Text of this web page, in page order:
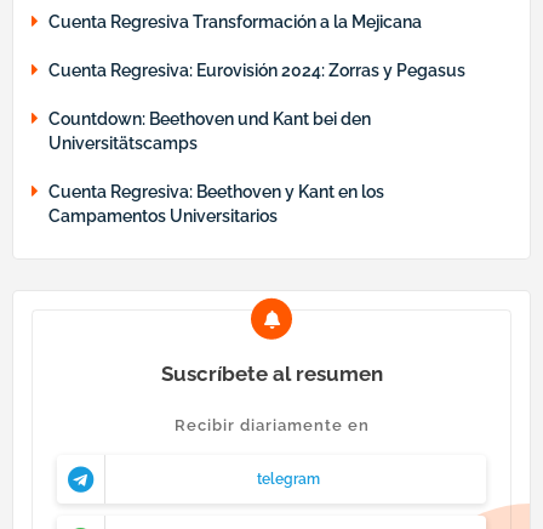
Cuenta Regresiva Transformación a la Mejicana
Cuenta Regresiva: Eurovisión 2024: Zorras y Pegasus
Countdown: Beethoven und Kant bei den
Universitätscamps
Cuenta Regresiva: Beethoven y Kant en los
Campamentos Universitarios
Suscríbete al resumen
Recibir diariamente en
telegram